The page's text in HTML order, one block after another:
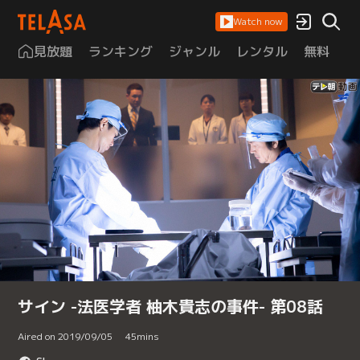
Watch now
見放題 ランキング ジャンル レンタル 無料
サイン -法医学者 柚木貴志の事件- 第08話
Aired on 2019/09/05 45mins